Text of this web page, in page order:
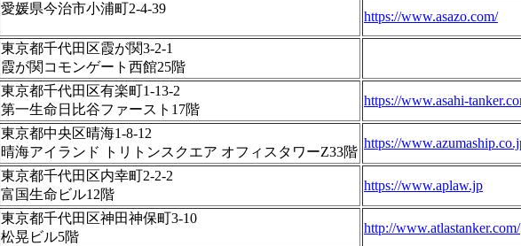
愛媛県今治市小浦町2-4-39
https://www.asazo.com/
東京都千代田区霞が関3-2-1
霞が関コモンゲート西館25階
東京都千代田区有楽町1-13-2
第一生命日比谷ファースト17階
https://www.asahi-
東京都中央区晴海1-8-12
晴海アイランド トリトンスクエア オフィスタワーZ33階
https://
東京都千代田区内幸町2-2-2
富国生命ビル12階
https://www.aplaw.jp
東京都千代田区神田神保町3-10
松晃ビル5階
http://www.atlastanker.com/